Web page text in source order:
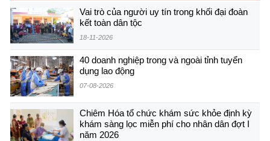
Vai trò của người uy tín trong khối đại đoàn
kết toàn dân tộc
18-11-2026
40 doanh nghiệp trong và ngoài tỉnh tuyển
dụng lao động
07-08-2026
Chiêm Hóa tổ chức khám sức khỏe định kỳ
khám sàng lọc miễn phí cho nhân dân đợt I
năm 2026